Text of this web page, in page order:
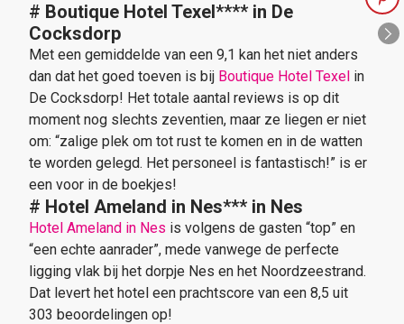
# Boutique Hotel Texel**** in De
Cocksdorp
Met een gemiddelde van een 9,1 kan het niet anders
dan dat het goed toeven is bij Boutique Hotel Texel in
De Cocksdorp! Het totale aantal reviews is op dit
moment nog slechts zeventien, maar ze liegen er niet
om: “zalige plek om tot rust te komen en in de watten
te worden gelegd. Het personeel is fantastisch!” is er
een voor in de boekjes!
# Hotel Ameland in Nes*** in Nes
Hotel Ameland in Nes is volgens de gasten “top” en
“een echte aanrader”, mede vanwege de perfecte
ligging vlak bij het dorpje Nes en het Noordzeestrand.
Dat levert het hotel een prachtscore van een 8,5 uit
303 beoordelingen op!